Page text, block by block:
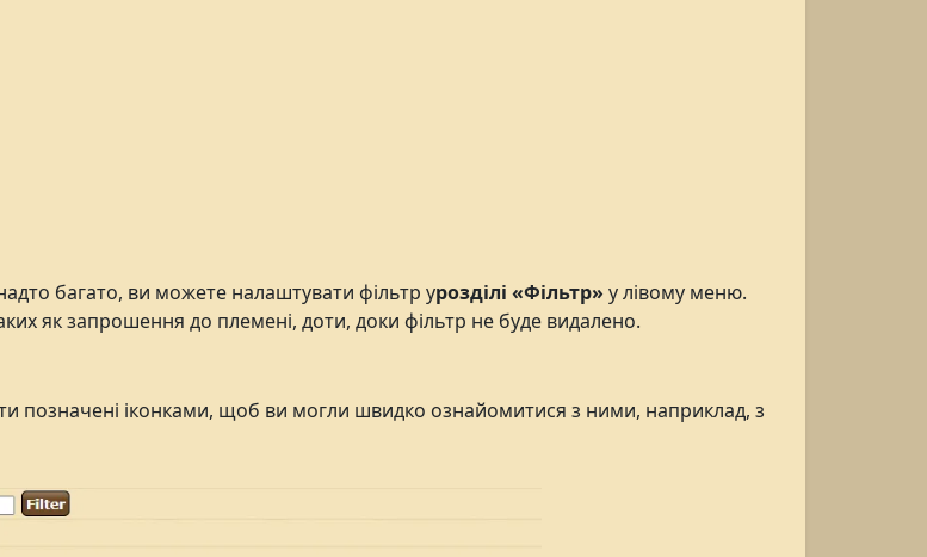
багато, ви можете налаштувати фільтр урозділі «Фільтр» у лівому меню.
як запрошення до племені, доти, доки фільтр не буде видалено.
позначені іконками, щоб ви могли швидко ознайомитися з ними, наприклад, з